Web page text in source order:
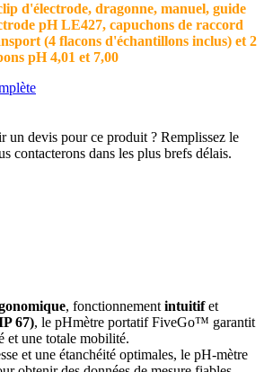
d'électrode, dragonne, manuel, guide
pH LE427, capuchons de raccord
(4 flacons d'échantillons inclus) et 2
pH 4,01 et 7,00
un devis pour ce produit ? Remplissez le
contacterons dans les plus brefs délais.
, fonctionnement intuitifet
67), le pHmètre portatif FiveGo™ garantit
et une totale mobilité.
et une étanchéité optimales, le pH-mètre